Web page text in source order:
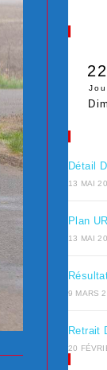
Détail
13 MAI
Plan
13 MAI
9 MARS
Retrait
20